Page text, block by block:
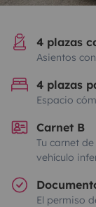
4 plazas
Asientos
4 plazas
Espacio
Carnet B
Tu carnet
vehículo
El permiso